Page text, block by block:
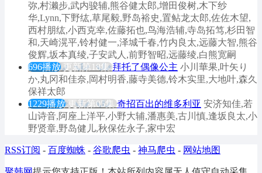
弥,村濑步,武内骏辅,熊谷健太郎,增田俊树,木下纱
华,Lynn,下野纮,草尾毅,野岛裕史,置鲇龙太郎,佐佐木望,
西村朋纮,小西克幸,佐藤拓也,鸟海浩辅,寺岛拓笃,杉田智
和,天崎滉平,铃村健一,泽城千春,竹内良太,远藤大智,熊谷
俊辉,坂本真绫,子安武人,前野智昭,远藤绫,白熊宽嗣
696播放 更新第18集 拜托了偶像公主 小川華果,叶矢り
か,丸冈和佳奈,岡村明香,藤寺美德,铃木实里,大地叶,森久
保祥太郎
1229播放 更新第05集 奇招百出的维多利亚 安济知佳,若
山诗音,阿座上洋平,小野大辅,潘惠美,古川慎,逢坂良太,小
野贤章,野岛健儿,秋保佐永子,家中宏
RSS订阅 - 百度蜘蛛 - 谷歌爬虫 - 神马爬虫 - 网站地图